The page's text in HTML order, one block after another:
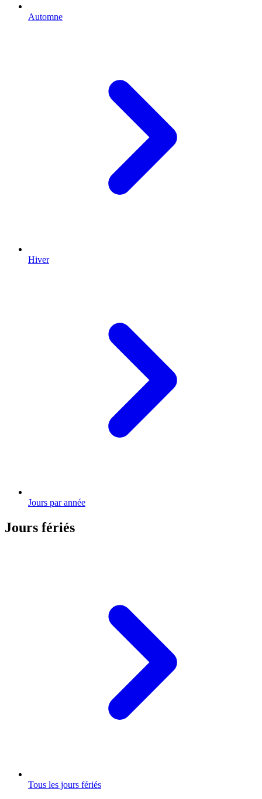
Automne
Hiver
Jours par année
Jours fériés
Tous les jours fériés